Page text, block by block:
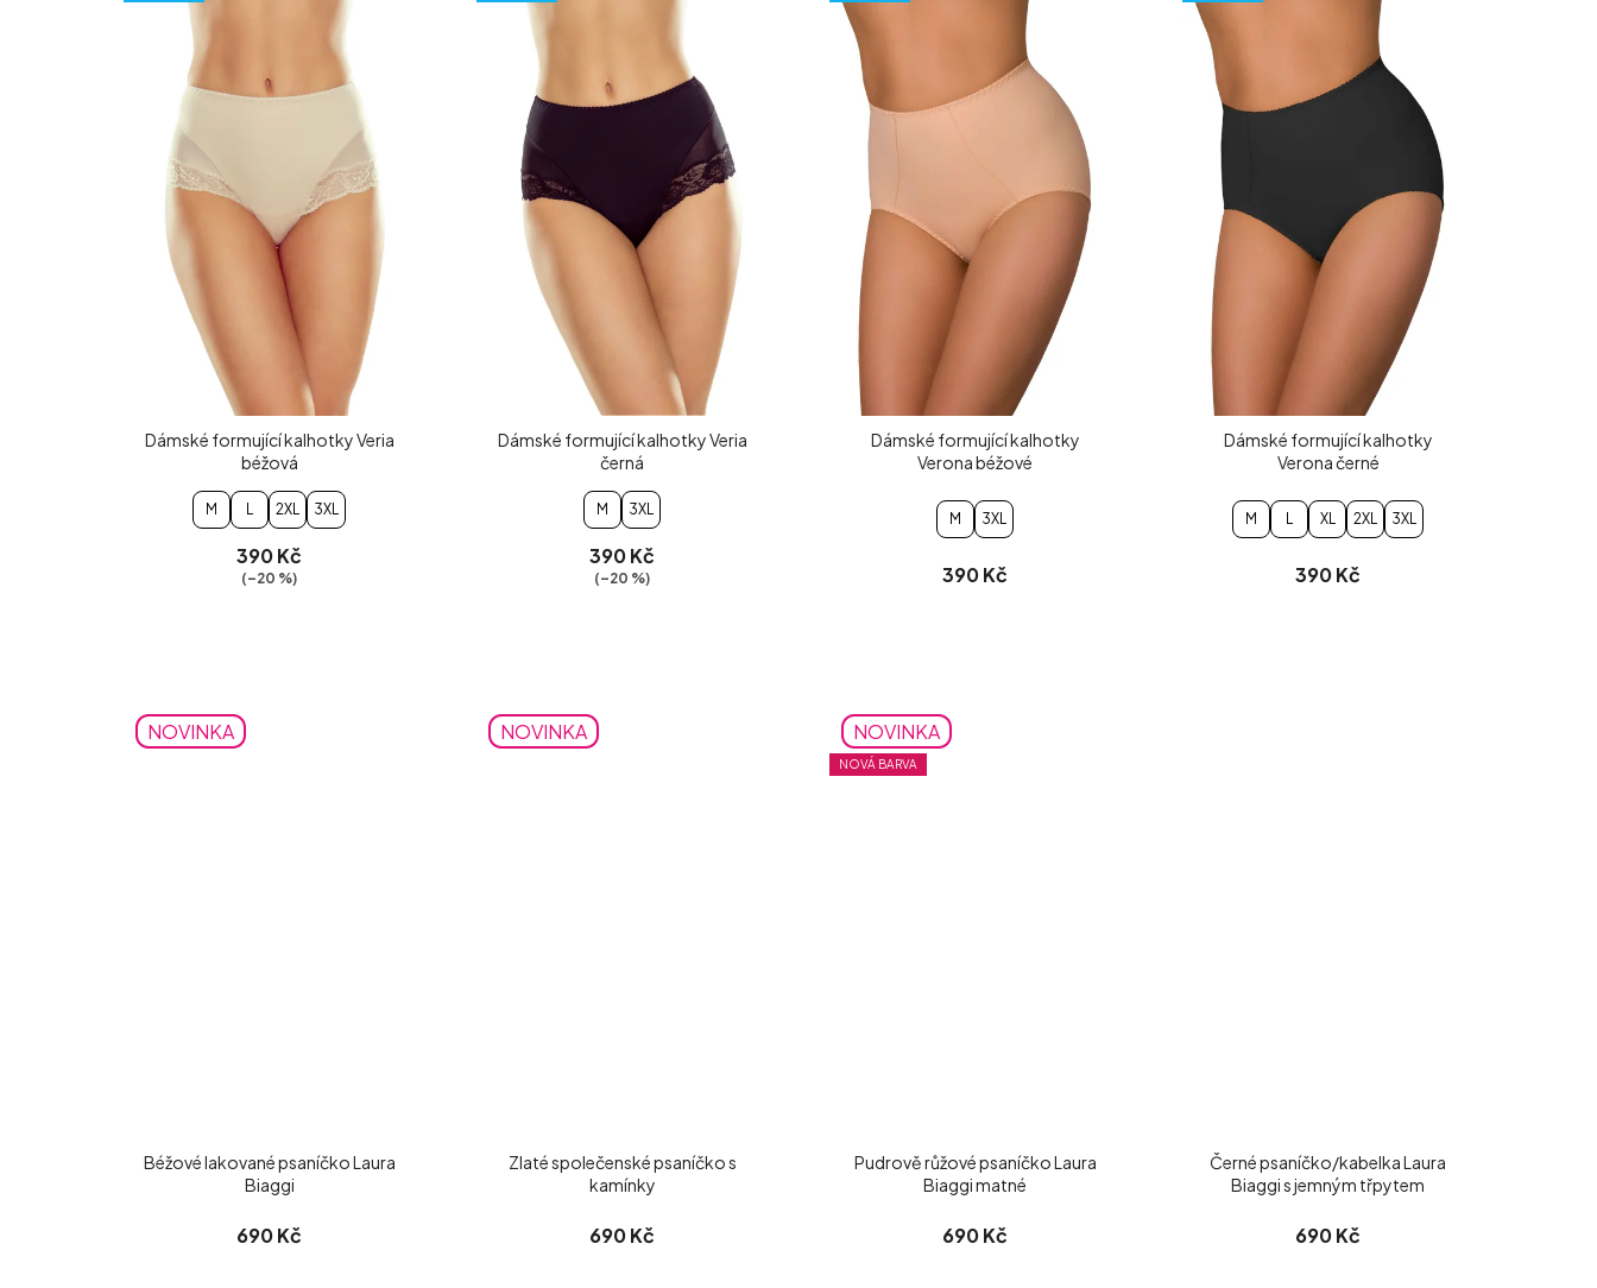
Dámské formující kalhotky Veria
béžová
M 2XL 3XL
390 Kč
(–20 %)
Dámské formující kalhotky Veria
černá
M 3XL
390 Kč
(–20 %)
Dámské formující kalhotky
Verona béžové
M 3XL
390 Kč
Dámské formující kalhotky
Verona černé
M XL 2XL 3XL
390 Kč
NOVINKA
Béžové lakované psaníčko Laura
Biaggi
690 Kč
NOVINKA
Zlaté společenské psaníčko s
kamínky
690 Kč
NOVINKA
NOVÁ BARVA
Pudrově růžové psaníčko Laura
Biaggi matné
690 Kč
Černé psaníčko/kabelka Laura
Biaggi s jemným třpytem
690 Kč